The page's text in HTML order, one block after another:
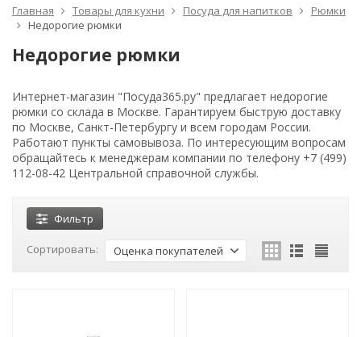
Главная Товары для кухни Посуда для напитков
Рюмки
Недорогие рюмки
Недорогие рюмки
Интернет-магазин "Посуда365.ру" предлагает недорогие
рюмки со склада в Москве. Гарантируем быструю доставку
по Москве, Санкт-Петербургу и всем городам России.
Работают пункты самовывоза. По интересующим вопросам
обращайтесь к менеджерам компании по телефону +7 (499)
112-08-42 Центральной справочной службы.
Фильтр
Сортировать: Оценка покупателей